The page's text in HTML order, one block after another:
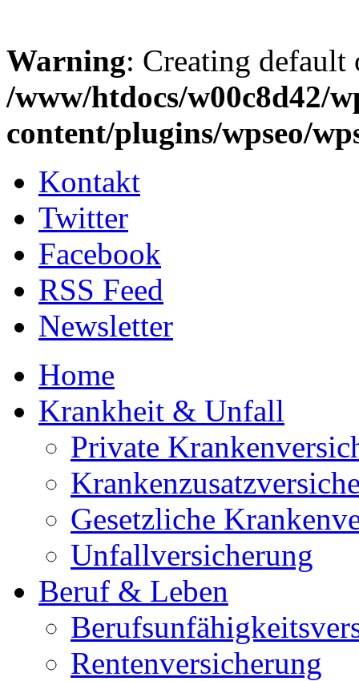
Warning: Creating
/www/htdocs/w00c8d42/
content/plugins/wpseo/
Kontakt
Twitter
Facebook
RSS Feed
Newsletter
Home
Krankheit & Unfall
Private
Gesetzliche
Unfallversicherung
Beruf & Leben
Rentenversicherung